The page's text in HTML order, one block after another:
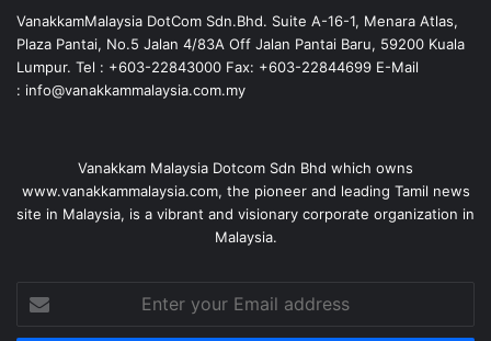
VanakkamMalaysia DotCom Sdn.Bhd. Suite A-16-1, Menara Atlas,
Plaza Pantai, No.5 Jalan 4/83A Off Jalan Pantai Baru, 59200 Kuala
Lumpur. Tel : +603-22843000 Fax: +603-22844699 E-Mail
: info@vanakkammalaysia.com.my
Vanakkam Malaysia Dotcom Sdn Bhd which owns
www.vanakkammalaysia.com, the pioneer and leading Tamil news
site in Malaysia, is a vibrant and visionary corporate organization in
Malaysia.
your